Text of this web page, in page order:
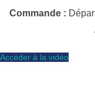
Commande :
Accéder à la vidéo